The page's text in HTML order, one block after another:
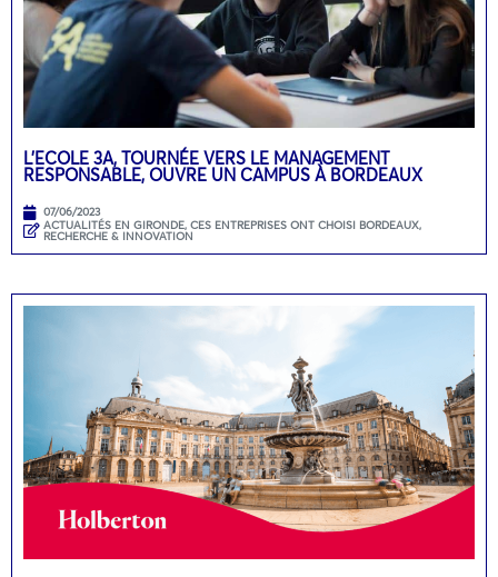
L’ECOLE 3A, TOURNÉE VERS LE MANAGEMENT
RESPONSABLE, OUVRE UN CAMPUS À BORDEAUX
07/06/2023
ACTUALITÉS EN GIRONDE, CES ENTREPRISES ONT CHOISI BORDEAUX,
RECHERCHE & INNOVATION